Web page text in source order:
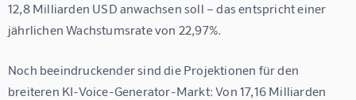
12,8 Milliarden USD anwachsen soll – das entspricht einer
jährlichen Wachstumsrate von 22,97%.
Noch beeindruckender sind die Projektionen für den
breiteren KI-Voice-Generator-Markt: Von 17,16 Milliarden